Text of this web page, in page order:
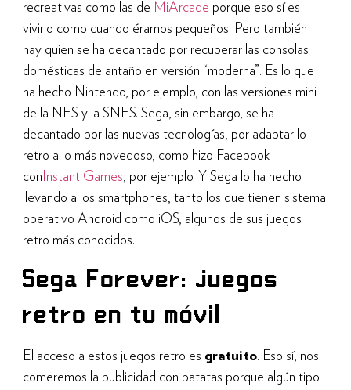
recreativas como las de MiArcade porque eso sí es
vivirlo como cuando éramos pequeños. Pero también
hay quien se ha decantado por recuperar las consolas
domésticas de antaño en versión “moderna”. Es lo que
ha hecho Nintendo, por ejemplo, con las versiones mini
de la NES y la SNES. Sega, sin embargo, se ha
decantado por las nuevas tecnologías, por adaptar lo
retro a lo más novedoso, como hizo Facebook
con Instant Games, por ejemplo. Y Sega lo ha hecho
llevando a los smartphones, tanto los que tienen sistema
operativo Android como iOS, algunos de sus juegos
retro más conocidos.
Sega Forever: juegos
retro en tu móvil
El acceso a estos juegos retro es gratuito. Eso sí, nos
comeremos la publicidad con patatas porque algún tipo